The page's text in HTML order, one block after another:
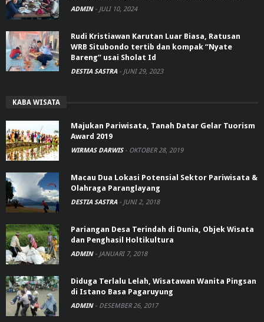
ADMIN - JULI 10, 2024
Rudi Kristiawan Karutan Luar Biasa, Ratusan
WRB Situbondo tertib dan kompak “Nyate
Bareng” usai Sholat Id
DESTIA SASTRA - JUNI 29, 2023
KABA WISATA
Majukan Pariwisata, Tanah Datar Gelar Tuorism
Award 2019
WIRMAS DARWIS - OKTOBER 28, 2019
Macau Dua Lokasi Potensial Sektor Pariwisata &
Olahraga Paranglayang
DESTIA SASTRA - JUNI 2, 2018
Pariangan Desa Terindah di Dunia, Objek Wisata
dan Penghasil Holtikultura
ADMIN - JANUARI 7, 2018
Diduga Terlalu Lelah, Wisatawan Wanita Pingsan
di Istano Basa Pagaruyung
ADMIN - DESEMBER 26, 2017